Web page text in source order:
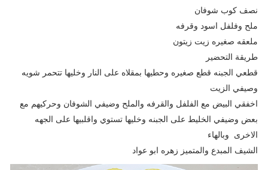
نصف كوب شوفان
ملح وفلفل اسود وقرفه
ملعقه صغيره زيت زيتون
طريقة التحضير
قطعي الجبنه قطع صغيره وحطيها بمقلاه على النار وخليها تتحمر شويه
وصيفي الزيت
اخفقي البيض مع الفلفل والقرفه والملح وضيفي الشوفان وحركيهم مع
بعض وضيفي الخليط على الجبنه وخليها تستوي واقلبيها على الجهه
الاخرى وبالهاء
الشيف المبدع والمتميز زهره ابو عواد